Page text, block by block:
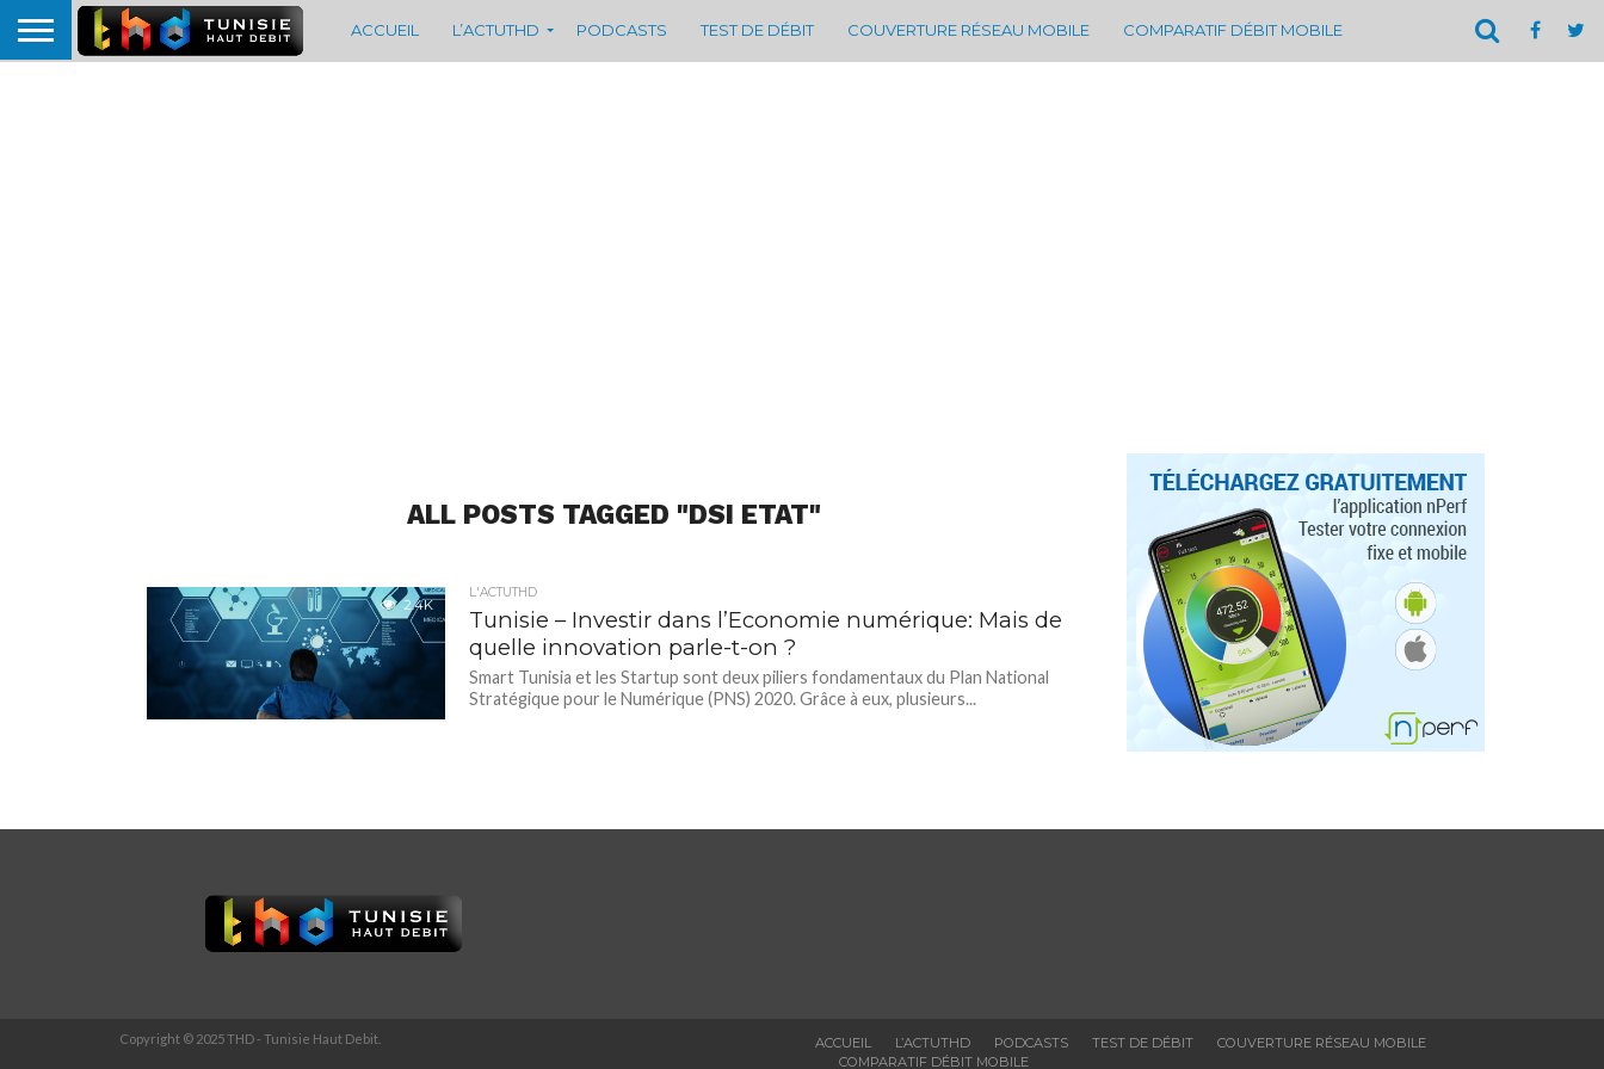
ACCUEIL L’ACTUTHD PODCASTS TEST DE DÉBIT COUVERTURE RÉSEAU MOBILE COMPARATIF DÉBIT MOBILE
ALL POSTS TAGGED "DSI ETAT"
2.4K
L'ACTUTHD
Tunisie – Investir dans l’Economie numérique: Mais de
quelle innovation parle-t-on ?
Smart Tunisia et les Startup sont deux piliers fondamentaux du Plan National
Stratégique pour le Numérique (PNS) 2020. Grâce à eux, plusieurs...
ACCUEIL L’ACTUTHD PODCASTS TEST DE DÉBIT
COUVERTURE RÉSEAU MOBILE
COMPARATIF DÉBIT MOBILE
Copyright © 2025 THD - Tunisie Haut Debit.